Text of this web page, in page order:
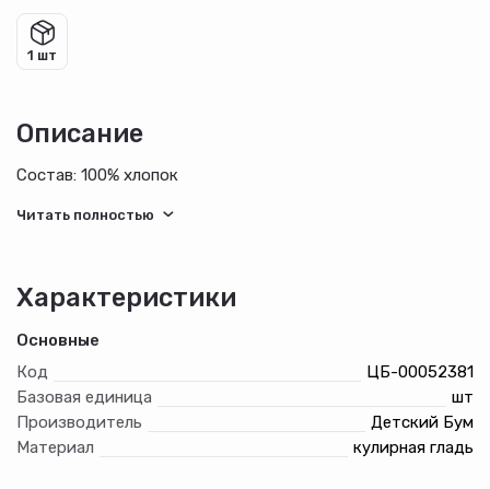
1 шт
Описание
Состав: 100% хлопок
Характеристики
Основные
Код
ЦБ-00052381
Базовая единица
шт
Производитель
Детский Бум
Материал
кулирная гладь